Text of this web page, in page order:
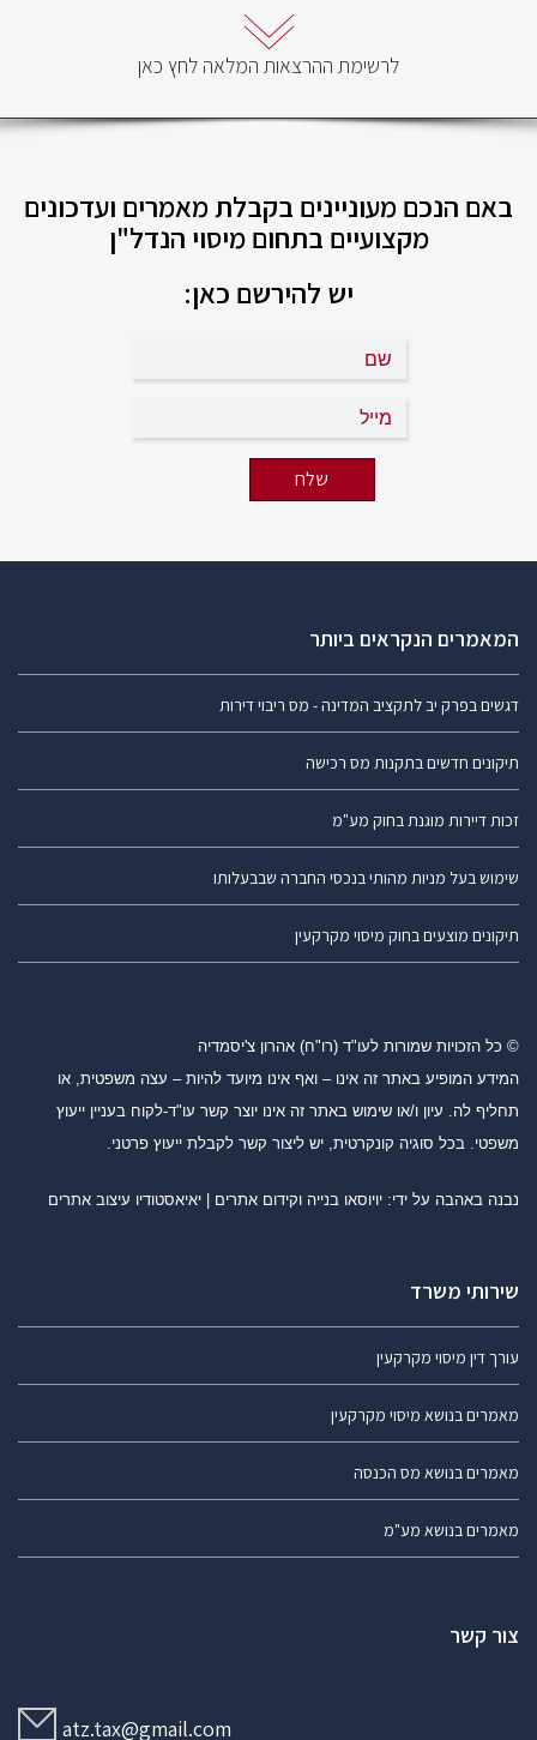
לרשימת ההרצאות המלאה לחץ כאן
באם הנכם מעוניינים בקבלת מאמרים ועדכונים
מקצועיים בתחום מיסוי הנדל"ן
יש להירשם כאן:
המאמרים הנקראים ביותר
דגשים בפרק יב לתקציב המדינה - מס ריבוי דירות
תיקונים חדשים בתקנות מס רכישה
זכות דיירות מוגנת בחוק מע"מ
שימוש בעל מניות מהותי בנכסי החברה שבבעלותו
תיקונים מוצעים בחוק מיסוי מקרקעין
© כל הזכויות שמורות לעו"ד (רו"ח) אהרון צ'יסמדיה
המידע המופיע באתר זה אינו – ואף אינו מיועד להיות – עצה משפטית, או
תחליף לה. עיון ו/או שימוש באתר זה אינו יוצר קשר עו"ד-לקוח בעניין ייעוץ
משפטי. בכל סוגיה קונקרטית, יש ליצור קשר לקבלת ייעוץ פרטני.
נבנה באהבה על ידי: יויוסאו בנייה וקידום אתרים | יאיאסטודיו עיצוב אתרים
שירותי משרד
עורך דין מיסוי מקרקעין
מאמרים בנושא מיסוי מקרקעין
מאמרים בנושא מס הכנסה
מאמרים בנושא מע"מ
צור קשר
atz.tax@gmail.com